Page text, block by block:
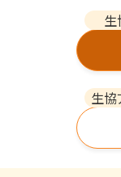
生
生協